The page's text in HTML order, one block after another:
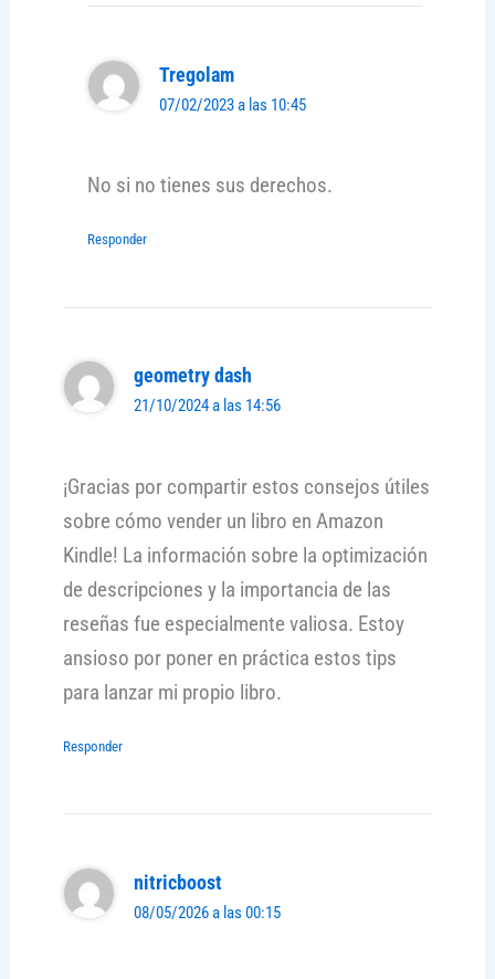
Tregolam
07/02/2023 a las 10:45
No si no tienes sus derechos.
Responder
geometry dash
21/10/2024 a las 14:56
¡Gracias por compartir estos consejos útiles
sobre cómo vender un libro en Amazon
Kindle! La información sobre la optimización
de descripciones y la importancia de las
reseñas fue especialmente valiosa. Estoy
ansioso por poner en práctica estos tips
para lanzar mi propio libro.
Responder
nitricboost
08/05/2026 a las 00:15